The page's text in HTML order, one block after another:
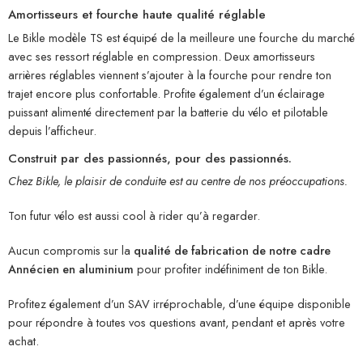
Amortisseurs et fourche haute qualité réglable
Le Bikle modèle TS est équipé de la meilleure une fourche du marché
avec ses ressort réglable en compression. Deux amortisseurs
arrières réglables viennent s’ajouter à la fourche pour rendre ton
trajet encore plus confortable. Profite également d’un éclairage
puissant alimenté directement par la batterie du vélo et pilotable
depuis l’afficheur.
Construit par des passionnés, pour des passionnés.
Chez Bikle, le plaisir de conduite est au centre de nos préoccupations.
Ton futur vélo est aussi cool à rider qu’à regarder.
Aucun compromis sur la qualité de fabrication de notre cadre
Annécien en aluminium pour profiter indéfiniment de ton Bikle.
Profitez également d’un SAV irréprochable, d’une équipe disponible
pour répondre à toutes vos questions avant, pendant et après votre
achat.